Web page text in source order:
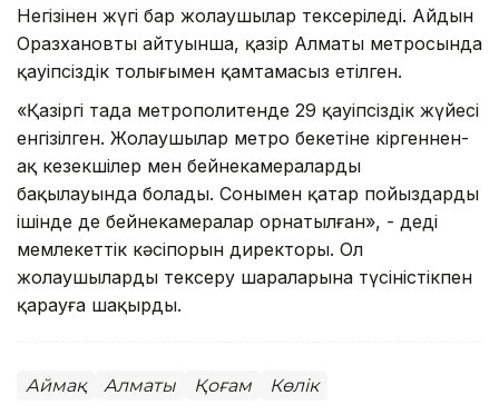
Негізінен жүгі бар жолаушылар тексеріледі. Айдын
Оразхановтың айтуынша, қазір Алматы метросында
қауіпсіздік толығымен қамтамасыз етілген.
«Қазіргі таңда метрополитенде 29 қауіпсіздік жүйесі
енгізілген. Жолаушылар метро бекетіне кіргеннен-
ақ кезекшілер мен бейнекамералардың
бақылауында болады. Сонымен қатар пойыздардың
ішінде де бейнекамералар орнатылған», - деді
мемлекеттік кәсіпорын директоры. Ол
жолаушыларды тексеру шараларына түсіністікпен
қарауға шақырды.
Аймақ Алматы Қоғам Көлік